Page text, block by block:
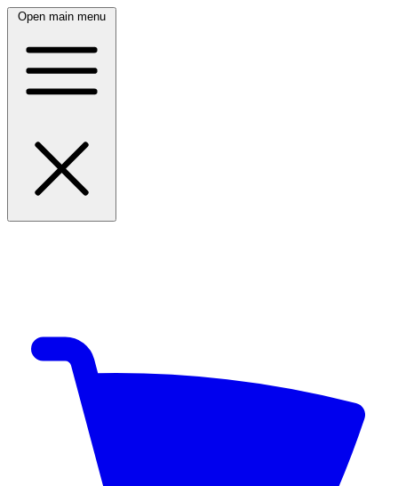
Open main menu